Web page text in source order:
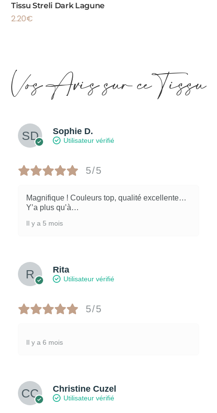
Tissu Streli Dark Lagune
2.20€
Vos Avis sur ce Tissu
Sophie D.
Utilisateur vérifié
5/5
Magnifique ! Couleurs top, qualité excellente…
Y’a plus qu’à…
Il y a 5 mois
Rita
Utilisateur vérifié
5/5
Il y a 6 mois
Christine Cuzel
Utilisateur vérifié